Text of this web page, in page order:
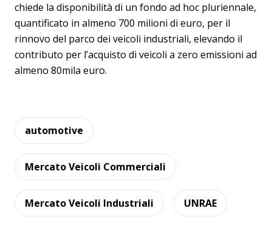
chiede la disponibilità di un fondo ad hoc pluriennale,
quantificato in almeno 700 milioni di euro, per il
rinnovo del parco dei veicoli industriali, elevando il
contributo per l’acquisto di veicoli a zero emissioni ad
almeno 80mila euro.
automotive
Mercato Veicoli Commerciali
Mercato Veicoli Industriali UNRAE